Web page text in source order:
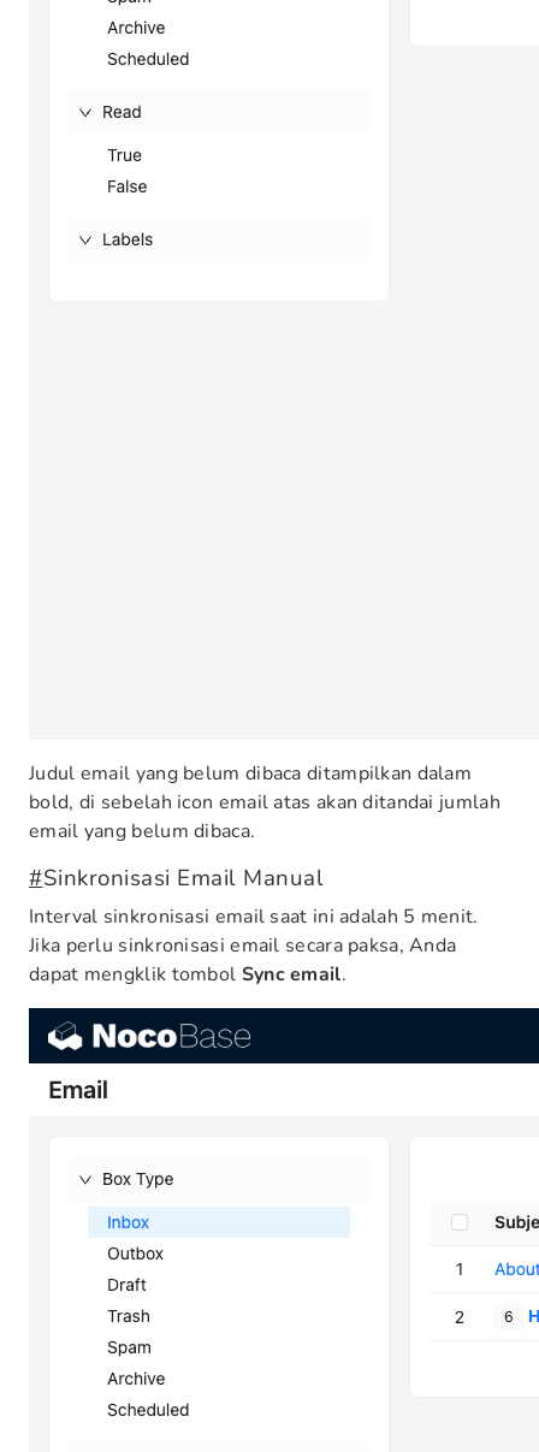
Judul email yang belum dibaca ditampilkan dalam
bold, di sebelah icon email atas akan ditandai jumlah
email yang belum dibaca.
#Sinkronisasi Email Manual
Interval sinkronisasi email saat ini adalah 5 menit.
Jika perlu sinkronisasi email secara paksa, Anda
dapat mengklik tombol Sync email.